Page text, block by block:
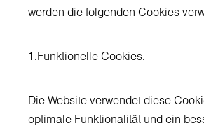
werden die folgenden Cookies
1. Funktionelle Cookies.
Die Website verwendet diese
optimale Funktionalität und ein